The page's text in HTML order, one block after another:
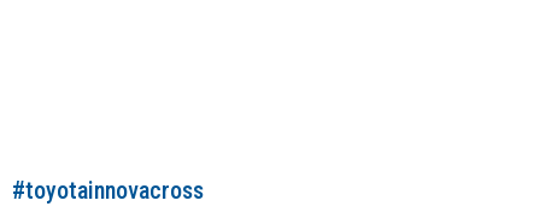
#toyotainnovacross